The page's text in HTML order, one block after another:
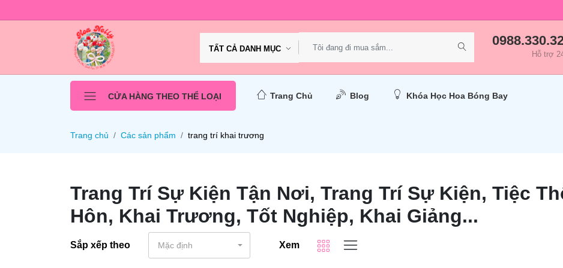
TẤT CẢ DANH MỤC
Hỗ trợ
CỬA HÀNG THEO THỂ LOẠI Trang Chủ Blog Khóa Học Hoa Bóng Bay
Trang chủ Các sản phẩm trang trí khai trương
Trang Trí Sự Kiện Tận Nơi, Trang Trí Sự Kiện, Tiệc
Hôn, Khai Trương, Tốt Nghiệp, Khai Giảng...
Sắp xếp theo Mặc định Xem